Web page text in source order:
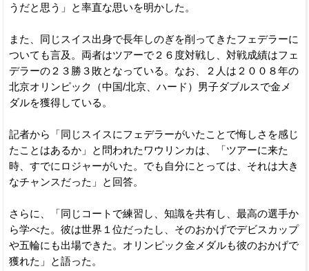
うだと思う」と率直な思いを明かした。
また、同じスイス出身で長年しのぎを削ってきたフェデラーに
ついても言及。両者はツアーで２６度対戦し、対戦成績はフェ
デラーの２３勝３敗となっている。なお、２人は２００８年の
北京オリンピック（中国/北京、ハード）男子ダブルスで金メ
ダルを獲得している。
記者から「同じスイスにフェデラーがいたことで悔しさを感じ
たことはあるか」と問われたワウリンカは、「ツアーに来た
時、すでにロジャーがいた。でも自分にとっては、それは大き
なチャンスだった」と回答。
さらに、「同じコートで練習し、知識を共有し、最高の選手か
ら学べた。彼は世界１位だったし、そのおかげでデビスカップ
や五輪にも出場できた。オリンピック金メダルも彼のおかげで
獲れた」と語った。